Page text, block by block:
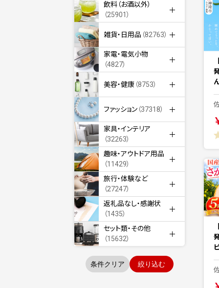
飲料（お酒以外）
（25901）
雑貨・日用品 （82763）
家電・電気小物
（4827）
美容・健康 （8753）
ファッション （37318）
家具・インテリア
（32263）
趣味・アウトドア用品
（11429）
旅行・体験など
（27247）
返礼品なし・感謝状
（1435）
セット類・その他
（15632）
条件クリア 絞り込む